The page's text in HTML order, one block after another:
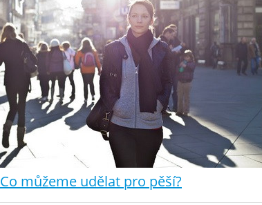
Co můžeme udělat pro pěší?